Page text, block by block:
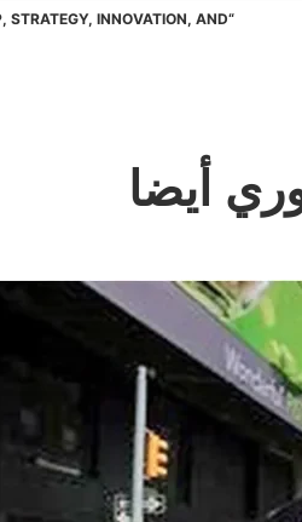
“THE NETCAST” — WHERE LEADERSIP, STRATEGY, INNOVATION, AND...
أيضا